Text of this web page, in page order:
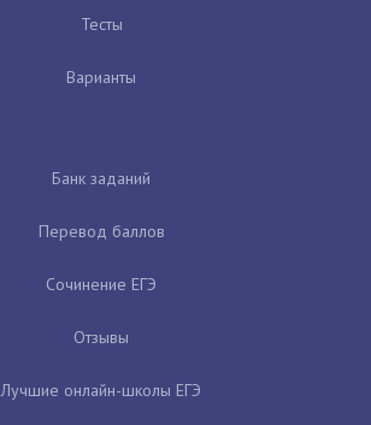
Тесты
Варианты
Банк заданий
Перевод баллов
Сочинение ЕГЭ
Отзывы
Лучшие онлайн-школы ЕГЭ